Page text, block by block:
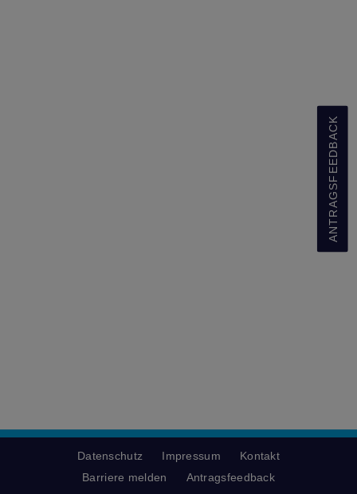
ANTRAGSFEEDBACK
Datenschutz Impressum
Kontakt
Barriere melden
Antragsfeedback